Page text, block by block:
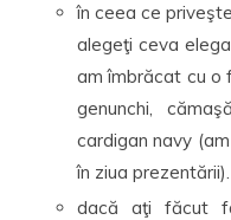
în ceea ce
alegeţi ceva
am îmbrăcat cu o
genunchi,
cardigan navy
în ziua prezentării).
dacă aţi făcut